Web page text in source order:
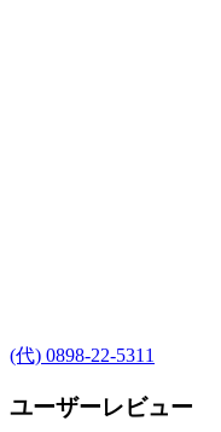
(代) 0898-22-5311
ユーザーレビュー